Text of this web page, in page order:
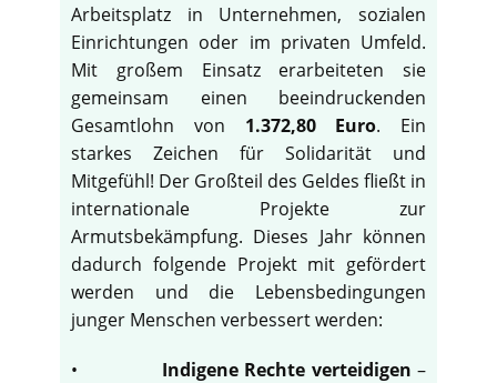
Arbeitsplatz in Unternehmen, sozialen
Einrichtungen oder im privaten Umfeld.
Mit großem Einsatz erarbeiteten sie
gemeinsam einen beeindruckenden
Gesamtlohn von 1.372,80 Euro. Ein
starkes Zeichen für Solidarität und
Mitgefühl! Der Großteil des Geldes fließt in
internationale Projekte zur
Armutsbekämpfung. Dieses Jahr können
dadurch folgende Projekt mit gefördert
werden und die Lebensbedingungen
junger Menschen verbessert werden:
• Indigene Rechte verteidigen –